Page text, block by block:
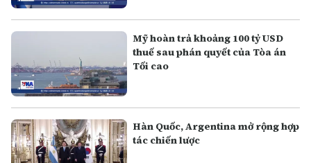
Mỹ hoàn trả khoảng 100 tỷ USD
thuế sau phán quyết của Tòa án
Tối cao
Hàn Quốc, Argentina mở rộng hợp
tác chiến lược